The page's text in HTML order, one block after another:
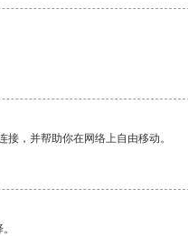
，并帮助你在网络上自由移动。